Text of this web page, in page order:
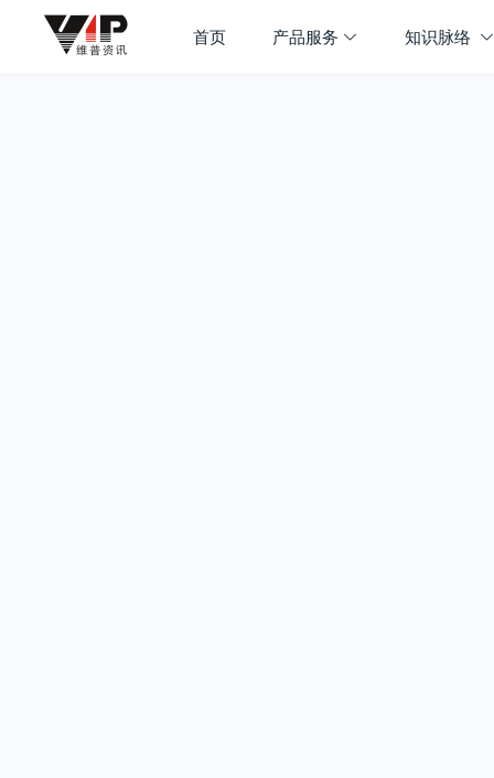
首页 产品服务 知识脉络